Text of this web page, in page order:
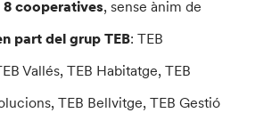
8 cooperatives, sense ànim de
part del grup TEB: TEB
Vallés, TEB Habitatge, TEB
TEB Bellvitge, TEB Gestió